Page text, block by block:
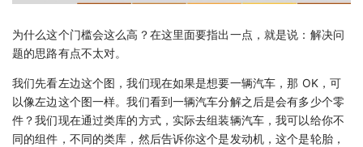
为什么这个门槛会这么高？在这里面要指出一点，就是说：解决问
题的思路有点不太对。
我们先看左边这个图，我们现在如果是想要一辆汽车，那 OK，可
以像左边这个图一样。我们看到一辆汽车分解之后是会有多少个零
件？我们现在通过类库的方式，实际去组装辆汽车，我可以给你不
同的组件，不同的类库，然后告诉你这个是发动机，这个是轮胎，